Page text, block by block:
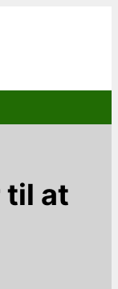
til at